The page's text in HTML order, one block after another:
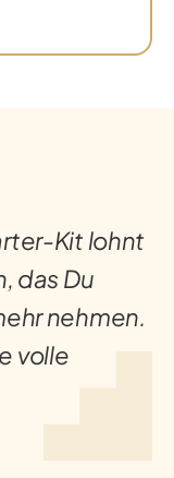
Kit lohnt
das Du
nehmen.
volle